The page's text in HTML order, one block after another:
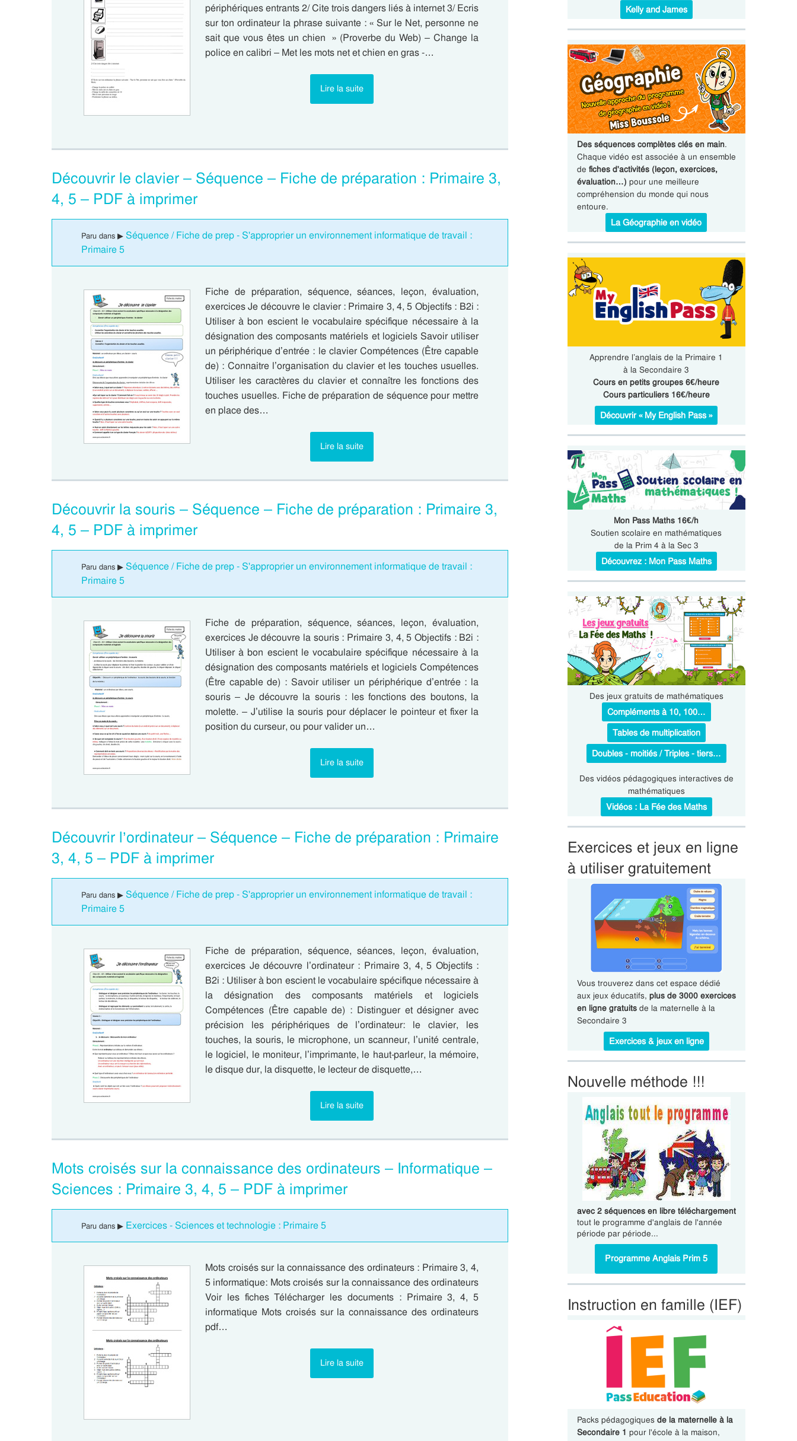
périphériques entrants 2/ Cite trois dangers liés à internet 3/ Ecris
sur ton ordinateur la phrase suivante : « Sur le Net, personne ne
sait que vous êtes un chien » (Proverbe du Web) – Change la
police en calibri – Met les mots net et chien en gras -…
Lire la suite
Découvrir le clavier – Séquence – Fiche de préparation : Primaire 3,
4, 5 – PDF à imprimer
Paru dans ▶ Séquence / Fiche de prep - S'approprier un environnement informatique de travail :
Primaire 5
Fiche de préparation, séquence, séances, leçon, évaluation,
exercices Je découvre le clavier : Primaire 3, 4, 5 Objectifs : B2i :
Utiliser à bon escient le vocabulaire spécifique nécessaire à la
désignation des composants matériels et logiciels Savoir utiliser
un périphérique d’entrée : le clavier Compétences (Être capable
de) : Connaitre l’organisation du clavier et les touches usuelles.
Utiliser les caractères du clavier et connaître les fonctions des
touches usuelles. Fiche de préparation de séquence pour mettre
en place des…
Lire la suite
Découvrir la souris – Séquence – Fiche de préparation : Primaire 3,
4, 5 – PDF à imprimer
Paru dans ▶ Séquence / Fiche de prep - S'approprier un environnement informatique de travail :
Primaire 5
Fiche de préparation, séquence, séances, leçon, évaluation,
exercices Je découvre la souris : Primaire 3, 4, 5 Objectifs : B2i :
Utiliser à bon escient le vocabulaire spécifique nécessaire à la
désignation des composants matériels et logiciels Compétences
(Être capable de) : Savoir utiliser un périphérique d’entrée : la
souris – Je découvre la souris : les fonctions des boutons, la
molette. – J’utilise la souris pour déplacer le pointeur et fixer la
position du curseur, ou pour valider un…
Lire la suite
Découvrir l’ordinateur – Séquence – Fiche de préparation : Primaire
3, 4, 5 – PDF à imprimer
Paru dans ▶ Séquence / Fiche de prep - S'approprier un environnement informatique de travail :
Primaire 5
Fiche de préparation, séquence, séances, leçon, évaluation,
exercices Je découvre l’ordinateur : Primaire 3, 4, 5 Objectifs :
B2i : Utiliser à bon escient le vocabulaire spécifique nécessaire à
la désignation des composants matériels et logiciels
Compétences (Être capable de) : Distinguer et désigner avec
précision les périphériques de l’ordinateur: le clavier, les
touches, la souris, le microphone, un scanneur, l’unité centrale,
le logiciel, le moniteur, l’imprimante, le haut-parleur, la mémoire,
le disque dur, la disquette, le lecteur de disquette,…
Lire la suite
Mots croisés sur la connaissance des ordinateurs – Informatique –
Sciences : Primaire 3, 4, 5 – PDF à imprimer
Paru dans ▶ Exercices - Sciences et technologie : Primaire 5
Mots croisés sur la connaissance des ordinateurs : Primaire 3, 4,
5 informatique: Mots croisés sur la connaissance des ordinateurs
Voir les fiches Télécharger les documents : Primaire 3, 4, 5
informatique Mots croisés sur la connaissance des ordinateurs
pdf…
Lire la suite
Kelly and James
Des séquences complètes clés en main.
Chaque vidéo est associée à un ensemble
de fiches d'activités (leçon, exercices,
évaluation…) pour une meilleure
compréhension du monde qui nous
entoure.
La Géographie en vidéo
Apprendre l’anglais de la Primaire 1
à la Secondaire 3
Cours en petits groupes 6€/heure
Cours particuliers 16€/heure
Découvrir « My English Pass »
Mon Pass Maths 16€/h
Soutien scolaire en mathématiques
de la Prim 4 à la Sec 3
Découvrez : Mon Pass Maths
Des jeux gratuits de mathématiques
Compléments à 10, 100…
Tables de multiplication
Doubles - moitiés / Triples - tiers…
Des vidéos pédagogiques interactives de
mathématiques
Vidéos : La Fée des Maths
Exercices et jeux en ligne
à utiliser gratuitement
Vous trouverez dans cet espace dédié
aux jeux éducatifs, plus de 3000 exercices
en ligne gratuitsde la maternelle à la
Secondaire 3
Exercices & jeux en ligne
Nouvelle méthode !!!
avec 2 séquences en libre téléchargement
tout le programme d'anglais de l'année
période par période...
Programme Anglais Prim 5
Instruction en famille (IEF)
Packs pédagogiques de la maternelle à la
Secondaire 1 pour l'école à la maison,